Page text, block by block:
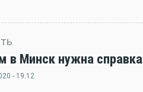
Минск нужна справка
- 19:12